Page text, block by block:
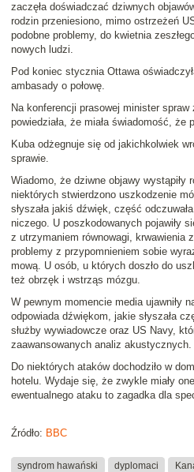
zaczęła doświadczać dziwnych
rodzin przeniesiono, mimo ostrzeżeń
podobne problemy, do kwietnia
nowych ludzi.
Pod koniec stycznia Ottawa
ambasady o połowę.
Na konferencji prasowej minister
powiedziała, że miała świadomość, że
Kuba odżegnuje się od jakichkolwiek
sprawie.
Wiadomo, że dziwne objawy wystąpiły
niektórych stwierdzono uszkodzenie
słyszała jakiś dźwięk, część
niczego. U poszkodowanych pojawiły
z utrzymaniem równowagi, krwawienia
problemy z przypomnieniem sobie
mową. U osób, u których doszło do
też obrzęk i wstrząs mózgu.
W pewnym momencie media ujawniły
odpowiada dźwiękom, jakie słyszała
służby wywiadowcze oraz US Navy,
zaawansowanych analiz akustycznych.
Do niektórych ataków dochodziło w
hotelu. Wydaje się, że zwykle miały
ewentualnego ataku to zagadka dla
Źródło: BBC
syndrom hawański dyplomaci